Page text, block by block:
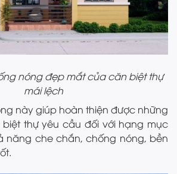
nóng đẹp mắt của căn biệt thự
mái lệch
này giúp hoàn thiện được những
thự yêu cầu đối với hạng mục
năng che chắn, chống nóng, bền